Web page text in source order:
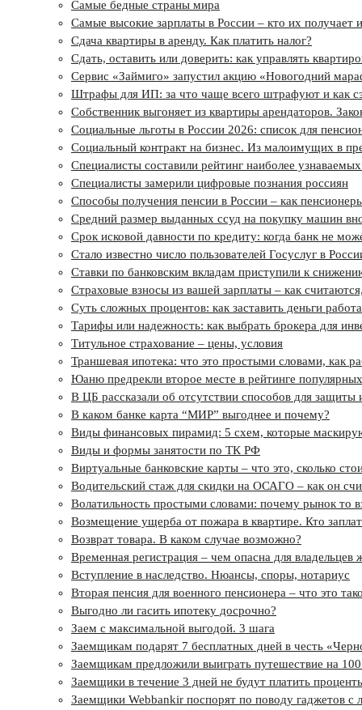
Самые бедные страны мира
Самые высокие зарплаты в России – кто их получает
Сдача квартиры в аренду. Как платить налог?
Сдать, оставить или доверить: как управлять
Сервис «Займиго» запустил акцию «Новогодний
Штрафы для ИП: за что чаще всего штрафуют и как
Собственник выгоняет из квартиры арендаторов.
Социальные льготы в России 2026: список для
Социальный контракт на бизнес. Из малоимущих в
Специалисты составили рейтинг наиболее
Специалисты замерили цифровые познания россиян
Способы получения пенсии в России – как
Средний размер выданных ссуд на покупку машин
Срок исковой давности по кредиту: когда банк не
Стало известно число пользователей Госуслуг в
Ставки по банковским вкладам приступили к
Страховые взносы из вашей зарплаты – как
Суть сложных процентов: как заставить деньги
Тарифы или надежность: как выбрать брокера для
Титульное страхование – цены, условия
Траншевая ипотека: что это простыми словами, как
Юаню предрекли второе месте в рейтинге
В ЦБ рассказали об отсутствии способов для защиты
В каком банке карта “МИР” выгоднее и почему?
Виды финансовых пирамид: 5 схем, которые
Виды и формы занятости по ТК РФ
Виртуальные банковские карты – что это, сколько
Водительский стаж для скидки на ОСАГО – как он
Волатильность простыми словами: почему рынок то
Возмещение ущерба от пожара в квартире. Кто
Возврат товара. В каком случае возможно?
Временная регистрация – чем опасна для владельцев
Вступление в наследство. Нюансы, споры, нотариус
Вторая пенсия для военного пенсионера – что это
Выгодно ли гасить ипотеку досрочно?
Заем с максимальной выгодой. 3 шага
Заемщикам подарят 7 бесплатных дней в честь
Заемщикам предложили выиграть путешествие на
Заемщики в течение 3 дней не будут платить
Заемщики Webbankir поспорят по поводу гаджетов с